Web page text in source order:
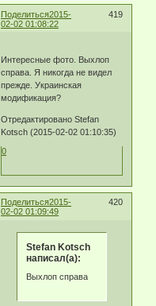
Поделиться 419
2015-
02-02 01:08:22
Интересные фото. Выхлоп
справа. Я никогда не видел
прежде. Украинская
модификация?
Отредактировано Stefan
Kotsch (2015-02-02 01:10:35)
0
Поделиться 420
2015-
02-02 01:09:49
Stefan Kotsch
написал(а):
Выхлоп справа